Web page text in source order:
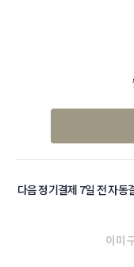
다음 정기결제 7일 전 자동
이미